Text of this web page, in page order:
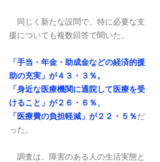
同じく新たな設問で、特に必要な支
援についても複数回答で聞いた。
「手当・年金・助成金などの経済的援
助の充実」が４３・３％。
「身近な医療機関に通院して医療を受
けること」が２６・６％、
「医療費の負担軽減」が２２・５％だ
った。
調査は、障害のある人の生活実態と